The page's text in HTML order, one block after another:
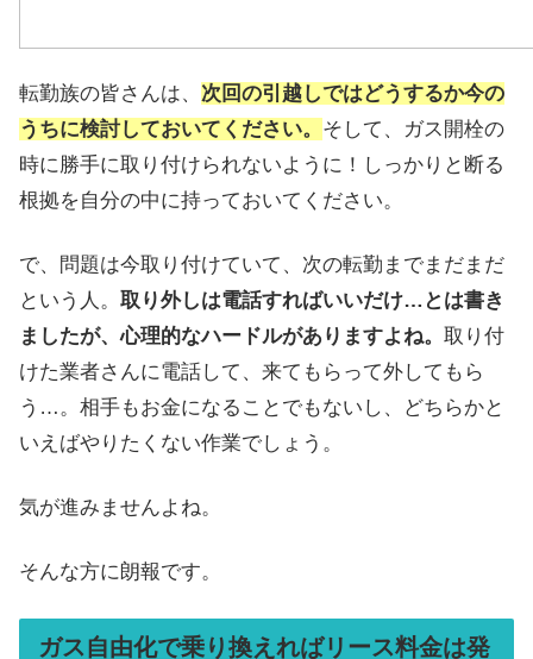
転勤族の皆さんは、 次回の引越しではどうするか今の
うちに検討しておいてください。 そして、ガス開栓の
時に勝手に取り付けられないように！しっかりと断る
根拠を自分の中に持っておいてください。
で、問題は今取り付けていて、次の転勤までまだまだ
という人。 取り外しは電話すればいいだけ…とは書き
ましたが、心理的なハードルがありますよね。 取り付
けた業者さんに電話して、来てもらって外してもら
う…。相手もお金になることでもないし、どちらかと
いえばやりたくない作業でしょう。
気が進みませんよね。
そんな方に朗報です。
ガス自由化で乗り換えればリース料金は発